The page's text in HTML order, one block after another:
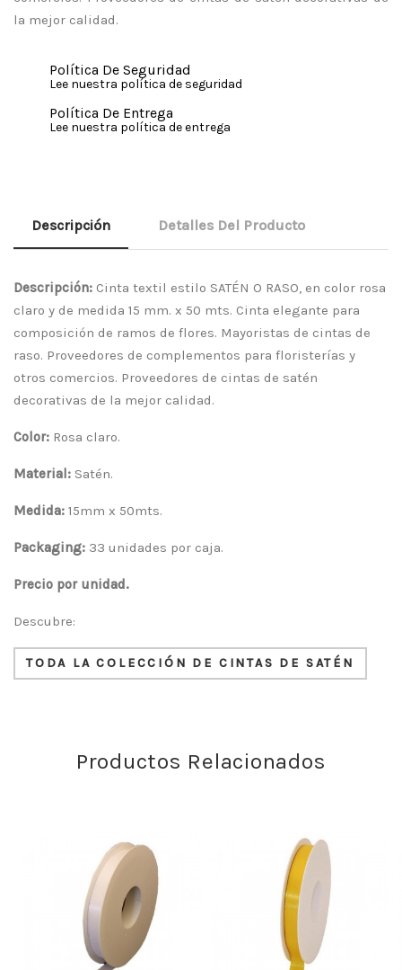
la mejor calidad.
Política De Seguridad
Lee nuestra política de seguridad
Política De Entrega
Lee nuestra política de entrega
Descripción Detalles Del Producto
Descripción: Cinta textil estilo SATÉN O RASO, en color rosa
claro y de medida 15 mm. x 50 mts. Cinta elegante para
composición de ramos de flores. Mayoristas de cintas de
raso. Proveedores de complementos para floristerías y
otros comercios. Proveedores de cintas de satén
decorativas de la mejor calidad.
Color: Rosa claro.
Material: Satén.
Medida: 15mm x 50mts.
Packaging: 33 unidades por caja.
Precio por unidad.
Descubre:
TODA LA COLECCIÓN DE CINTAS DE SATÉN
Productos Relacionados